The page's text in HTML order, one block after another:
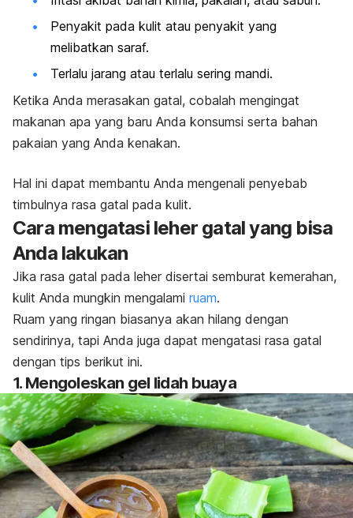
Penyakit pada kulit atau penyakit yang
melibatkan saraf.
Terlalu jarang atau terlalu sering mandi.
Ketika Anda merasakan gatal, cobalah mengingat
makanan apa yang baru Anda konsumsi serta bahan
pakaian yang Anda kenakan.
Hal ini dapat membantu Anda mengenali penyebab
timbulnya rasa gatal pada kulit.
Cara mengatasi leher gatal yang bisa
Anda lakukan
Jika rasa gatal pada leher disertai semburat kemerahan,
kulit Anda mungkin mengalami ruam.
Ruam yang ringan biasanya akan hilang dengan
sendirinya, tapi Anda juga dapat mengatasi rasa gatal
dengan tips berikut ini.
1. Mengoleskan gel lidah buaya